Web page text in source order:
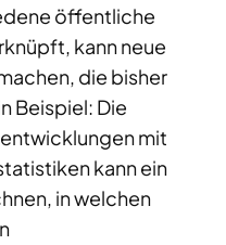
öffentliche
kann neue
die bisher
Beispiel: Die
mit
kann ein
in welchen